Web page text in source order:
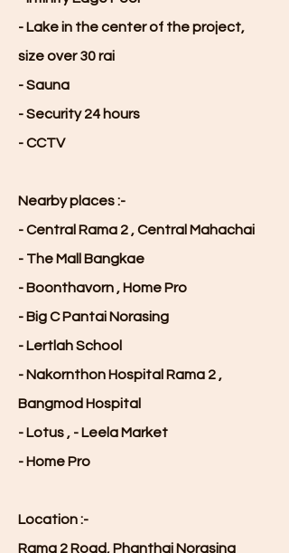
- Lake in the center of the project,
size over 30 rai
- Sauna
- Security 24 hours
- CCTV
Nearby places :-
- Central Rama 2 , Central Mahachai
- The Mall Bangkae
- Boonthavorn , Home Pro
- Big C Pantai Norasing
- Lertlah School
- Nakornthon Hospital Rama 2 ,
Bangmod Hospital
- Lotus , - Leela Market
- Home Pro
Location :-
Rama 2 Road, Phanthai Norasing